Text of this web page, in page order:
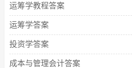
运筹学教程答案
运筹学答案
投资学答案
成本与管理会计答案